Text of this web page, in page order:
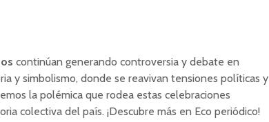
continúan generando controversia y debate en
y simbolismo, donde se reavivan tensiones políticas y
la polémica que rodea estas celebraciones
colectiva del país. ¡Descubre más en Eco periódico!